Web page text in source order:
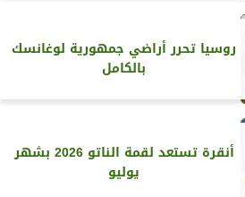
روسيا تحرر أراضي جمهورية لوغانسك
بالكامل
أنقرة تستعد لقمة الناتو 2026 بشهر
يوليو